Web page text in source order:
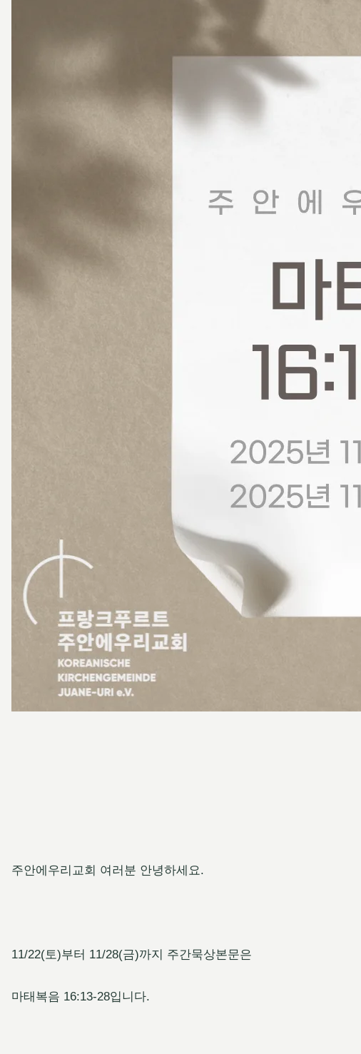
주안에우리교회 여러분 안녕하세요.
11/22(토)부터 11/28(금)까지 주간묵상본문은
마태복음 16:13-28입니다.